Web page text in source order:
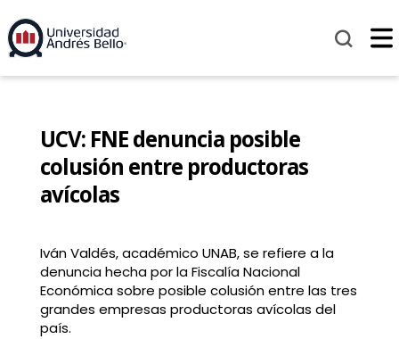
UCV: FNE denuncia posible
colusión entre productoras
avícolas
Iván Valdés, académico UNAB, se refiere a la
denuncia hecha por la Fiscalía Nacional
Económica sobre posible colusión entre las tres
grandes empresas productoras avícolas del
país.